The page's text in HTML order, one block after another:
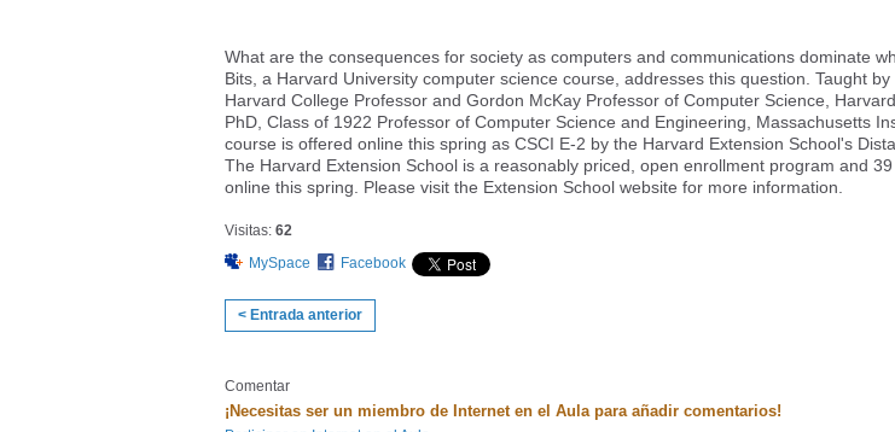
What are the consequences for society as computers and communications dominate
Bits, a Harvard University computer science course, addresses this question. Taught by
Harvard College Professor and Gordon McKay Professor of Computer Science,
PhD, Class of 1922 Professor of Computer Science and Engineering, Massachusetts
course is offered online this spring as CSCI E-2 by the Harvard Extension School's
The Harvard Extension School is a reasonably priced, open enrollment program and
online this spring. Please visit the Extension School website for more information.
Visitas: 62
MySpace
Facebook
< Entrada anterior
Comentar
¡Necesitas ser un miembro de Internet en el Aula para añadir comentarios!